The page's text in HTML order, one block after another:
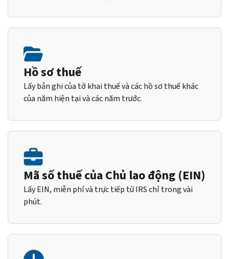
Hồ sơ thuế
Lấy bản ghi của tờ khai thuế và các hồ sơ thuế khác
của năm hiện tại và các năm trước.
Mã số thuế của Chủ lao động (EIN)
Lấy EIN, miễn phí và trực tiếp từ IRS chỉ trong vài
phút.